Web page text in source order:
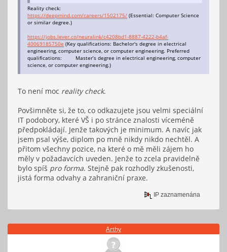
Reality check:
https://deepmind.com/careers/1502175/ (Essential: Computer Science
or similar degree.)
https://jobs.lever.co/neuralink/c4208bd1-8887-4222-b4af-
40069185750e (Key qualifications: Bachelor's degree in electrical
engineering, computer science, or computer engineering. Preferred
qualifications: Master’s degree in electrical engineering, computer
science, or computer engineering.)
To není moc reality check.
Povšimněte si, že to, co odkazujete jsou velmi speciální
IT podobory, které VŠ i po stránce znalosti víceméně
předpokládají. Jenže takových je minimum. A navíc jak
jsem psal výše, diplom po mně nikdy nikdo nechtěl. A
přitom všechny pozice, na které o mě měli zájem ho
měly v požadavcích uveden. Jenže to zcela pravidelně
bylo spíš pro forma. Stejně pak rozhodly zkušenosti,
jistá forma odvahy a zahraniční praxe.
IP zaznamenána
Arthy